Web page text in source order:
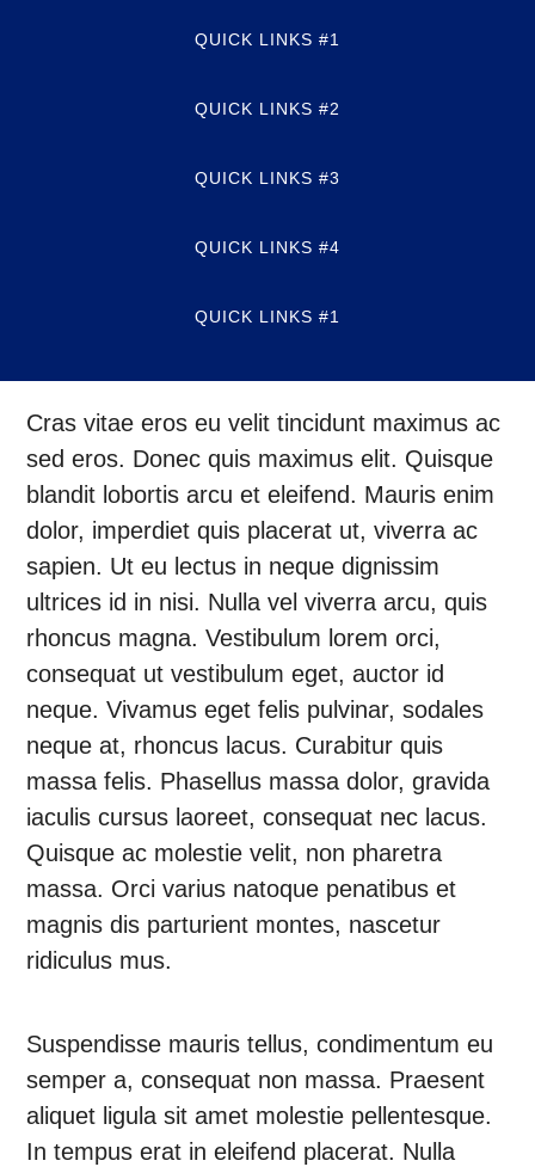
QUICK LINKS #1
QUICK LINKS #2
QUICK LINKS #3
QUICK LINKS #4
QUICK LINKS #1
Cras vitae eros eu velit tincidunt maximus ac
sed eros. Donec quis maximus elit. Quisque
blandit lobortis arcu et eleifend. Mauris enim
dolor, imperdiet quis placerat ut, viverra ac
sapien. Ut eu lectus in neque dignissim
ultrices id in nisi. Nulla vel viverra arcu, quis
rhoncus magna. Vestibulum lorem orci,
consequat ut vestibulum eget, auctor id
neque. Vivamus eget felis pulvinar, sodales
neque at, rhoncus lacus. Curabitur quis
massa felis. Phasellus massa dolor, gravida
iaculis cursus laoreet, consequat nec lacus.
Quisque ac molestie velit, non pharetra
massa. Orci varius natoque penatibus et
magnis dis parturient montes, nascetur
ridiculus mus.
Suspendisse mauris tellus, condimentum eu
semper a, consequat non massa. Praesent
aliquet ligula sit amet molestie pellentesque.
In tempus erat in eleifend placerat. Nulla